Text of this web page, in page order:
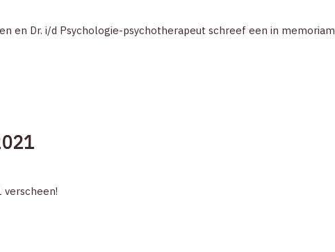
en Dr. i/d Psychologie-psychotherapeut schreef een in memoriam
verscheen!